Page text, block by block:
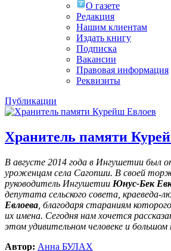
О газете
Редакция
Нашим клиентам
Издать книгу
Подписка
Вакансии
Правовая информация
Реквизиты
Публикации
Хранитель памяти
В августе 2014 года в Ингушетии был
уроженцам села Сагопши. В своей
руководитель Ингушетии Юнус-Бек
депутата сельского совета, краеведа-
Евлоева , благодаря стараниям
их имена. Сегодня нам хочется
этом удивительном человеке и
Автор: Анна БУЛАХ